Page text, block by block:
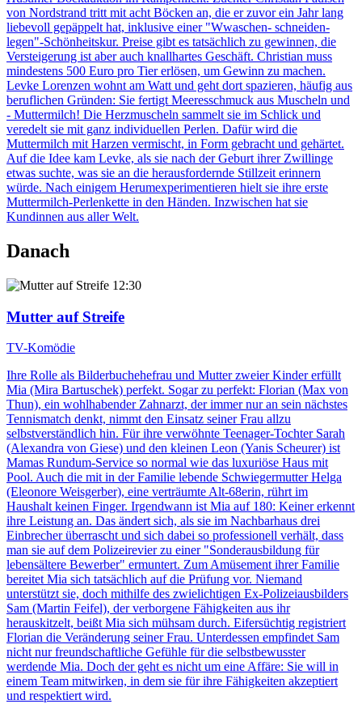
von Nordstrand tritt mit acht Böcken an, die er zuvor ein Jahr lang
liebevoll gepäppelt hat, inklusive einer "Wwaschen- schneiden-
legen"-Schönheitskur. Preise gibt es tatsächlich zu gewinnen, die
Versteigerung ist aber auch knallhartes Geschäft. Christian muss
mindestens 500 Euro pro Tier erlösen, um Gewinn zu machen.
Levke Lorenzen wohnt am Watt und geht dort spazieren, häufig aus
beruflichen Gründen: Sie fertigt Meeresschmuck aus Muscheln und
- Muttermilch! Die Herzmuscheln sammelt sie im Schlick und
veredelt sie mit ganz individuellen Perlen. Dafür wird die
Muttermilch mit Harzen vermischt, in Form gebracht und gehärtet.
Auf die Idee kam Levke, als sie nach der Geburt ihrer Zwillinge
etwas suchte, was sie an die herausfordernde Stillzeit erinnern
würde. Nach einigem Herumexperimentieren hielt sie ihre erste
Muttermilch-Perlenkette in den Händen. Inzwischen hat sie
Kundinnen aus aller Welt.
Danach
12:30
Mutter auf Streife
TV-Komödie
Ihre Rolle als Bilderbuchehefrau und Mutter zweier Kinder erfüllt
Mia (Mira Bartuschek) perfekt. Sogar zu perfekt: Florian (Max von
Thun), ein wohlhabender Zahnarzt, der immer nur an sein nächstes
Tennismatch denkt, nimmt den Einsatz seiner Frau allzu
selbstverständlich hin. Für ihre verwöhnte Teenager-Tochter Sarah
(Alexandra von Giese) und den kleinen Leon (Yanis Scheurer) ist
Mamas Rundum-Service so normal wie das luxuriöse Haus mit
Pool. Auch die mit in der Familie lebende Schwiegermutter Helga
(Eleonore Weisgerber), eine verträumte Alt-68erin, rührt im
Haushalt keinen Finger. Irgendwann ist Mia auf 180: Keiner erkennt
ihre Leistung an. Das ändert sich, als sie im Nachbarhaus drei
Einbrecher überrascht und sich dabei so professionell verhält, dass
man sie auf dem Polizeirevier zu einer "Sonderausbildung für
lebensältere Bewerber" ermuntert. Zum Amüsement ihrer Familie
bereitet Mia sich tatsächlich auf die Prüfung vor. Niemand
unterstützt sie, doch mithilfe des zwielichtigen Ex-Polizeiausbilders
Sam (Martin Feifel), der verborgene Fähigkeiten aus ihr
herauskitzelt, beißt Mia sich mühsam durch. Eifersüchtig registriert
Florian die Veränderung seiner Frau. Unterdessen empfindet Sam
nicht nur freundschaftliche Gefühle für die selbstbewusster
werdende Mia. Doch der geht es nicht um eine Affäre: Sie will in
einem Team mitwirken, in dem sie für ihre Fähigkeiten akzeptiert
und respektiert wird.